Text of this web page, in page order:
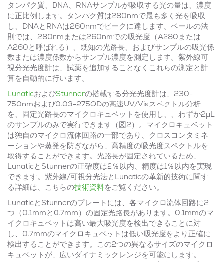
タンパク質、DNA、RNAサンプルが吸収する光の量は、濃度
に正比例します。タンパク質は280nmで最も多く光を吸収
し、DNAとRNAは260nmでピークに達します。ベールの法
則では、280nmまたは260nmでの吸光度（A280または
A260と呼ばれる）、既知の光路長、およびサンプルの吸光係
数または濃度係数からサンプル濃度を測定します。紫外線可
視分光光度計は、試薬を追加することなくこれらの測定と計
算を自動的に行います。
LunaticおよびStunnerの搭載する分光光度計は、230-
750nmおよび0.03-275ODの高速UV/Visスペクトル分析
を、固定光路長のマイクロキュベットを使用し、、わずか2μL
のサンプルのみで実行できます（図2）。マイクロキュベット
は独自のマイクロ流体回路の一部であり、クロスコンタミネ
ーションや蒸発を防ぎながら、高精度の吸光度スペクトルを
取得することができます。光路長が固定されているため、
LunaticとStunnerの正確度は2％以内、精度は1％以内を実現
できます。紫外線/可視分光法とLunaticの革新的技術に関す
る詳細は、こちらの技術資料をご覧ください。
LunaticとStunnerのプレートには、各マイクロ流体回路に2
つ（0.1mmと0.7mm）の固定光路長があります。0.1mmのマ
イクロキュベットは高い最大吸光度を検出できることに対
し、0.7mmのマイクロキュベットは低い吸光度をより正確に
検出することができます。この2つの異なるサイズのマイクロ
キュベットが、広いダイナミックレンジを可能にします。